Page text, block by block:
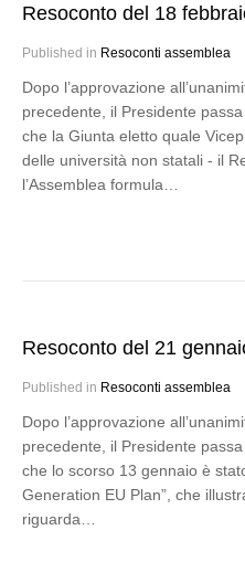
Resoconto del 18
Published in Resoconti assemblea
Dopo l’approvazione
precedente, il Presidente
che la Giunta eletto quale
delle università non statali - il
l’Assemblea formula…
Resoconto del 21
Published in Resoconti assemblea
Dopo l’approvazione
precedente, il Presidente
che lo scorso 13 gennaio è
Generation EU Plan”, che
riguarda…